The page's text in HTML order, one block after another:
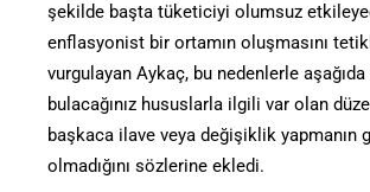
şekilde başta tüketiciyi olumsuz
enflasyonist bir ortamın oluşmasını
vurgulayan Aykaç, bu nedenlerle aşağıda
bulacağınız hususlarla ilgili var olan
başkaca ilave veya değişiklik yapmanın
olmadığını sözlerine ekledi.